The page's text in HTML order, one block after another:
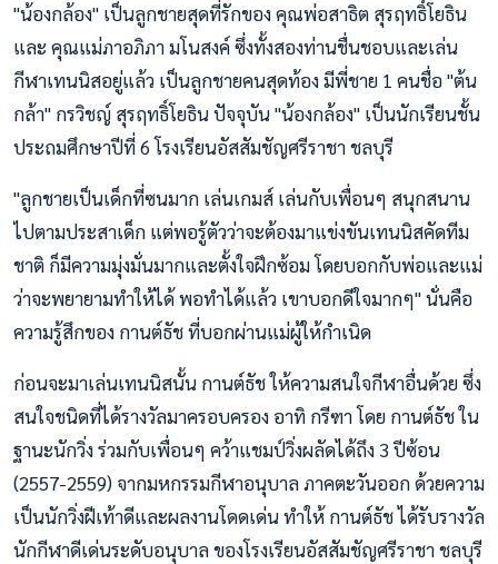
"น้องกล้อง" เป็นลูกชายสุดที่รักของ คุณพ่อสาธิต สุรฤทธิ์โยธิน
และ คุณแม่ภาอภิภา มโนสงค์ ซึ่งทั้งสองท่านชื่นชอบและเล่น
กีฬาเทนนิสอยู่แล้ว เป็นลูกชายคนสุดท้อง มีพี่ชาย 1 คนชื่อ "ต้น
กล้า" กรวิชญ์ สุรฤทธิ์โยธิน ปัจจุบัน "น้องกล้อง" เป็นนักเรียนชั้น
ประถมศึกษาปีที่ 6 โรงเรียนอัสสัมชัญศรีราชา ชลบุรี
"ลูกชายเป็นเด็กที่ซนมาก เล่นเกมส์ เล่นกับเพื่อนๆ สนุกสนาน
ไปตามประสาเด็ก แต่พอรู้ตัวว่าจะต้องมาแข่งขันเทนนิสคัดทีม
ชาติ ก็มีความมุ่งมั่นมากและตั้งใจฝึกซ้อม โดยบอกกับพ่อและแม่
ว่าจะพยายามทำให้ได้ พอทำได้แล้ว เขาบอกดีใจมากๆ" นั่นคือ
ความรู้สึกของ กานต์ธัช ที่บอกผ่านแม่ผู้ให้กำเนิด
ก่อนจะมาเล่นเทนนิสนั้น กานต์ธัช ให้ความสนใจกีฬาอื่นด้วย ซึ่ง
สนใจชนิดที่ได้รางวัลมาครอบครอง อาทิ กรีฑา โดย กานต์ธัช ใน
ฐานะนักวิ่ง ร่วมกับเพื่อนๆ คว้าแชมป์วิ่งผลัดได้ถึง 3 ปีซ้อน
(2557-2559) จากมหกรรมกีฬาอนุบาล ภาคตะวันออก ด้วยความ
เป็นนักวิ่งฝีเท้าดีและผลงานโดดเด่น ทำให้ กานต์ธัช ได้รับรางวัล
นักกีฬาดีเด่นระดับอนุบาล ของโรงเรียนอัสสัมชัญศรีราชา ชลบุรี